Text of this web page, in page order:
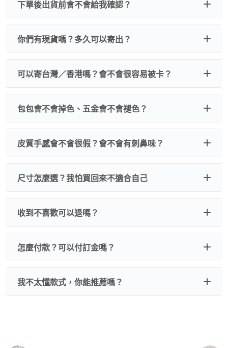
下單後出貨前會不會給我確認？
會。一般情況下，下單後會安排實拍照片／影片
給你確認，確認外觀與細節沒問題再發貨。這樣
你們有現貨嗎？多久可以寄出？
可以寄台灣／香港嗎？會不會很容易被卡？
包包會不會掉色、五金會不會褪色？
皮質手感會不會很假？會不會有刺鼻味？
尺寸怎麼選？我怕買回來不適合自己
收到不喜歡可以退嗎？
怎麼付款？可以付訂金嗎？
我不太懂款式，你能推薦嗎？